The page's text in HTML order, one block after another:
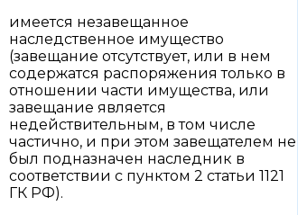
имеется незавещанное
наследственное имущество
(завещание отсутствует, или в нем
содержатся распоряжения только в
отношении части имущества, или
завещание является
недействительным, в том числе
частично, и при этом завещателем не
был подназначен наследник в
соответствии с пунктом 2 статьи 1121
ГК РФ).